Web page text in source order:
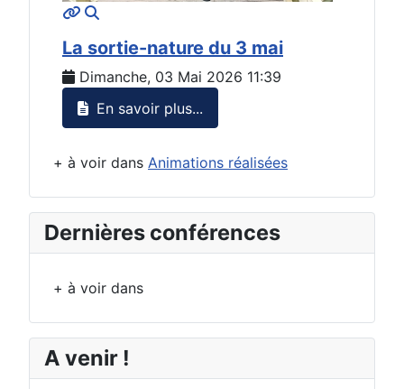
MOD_JTCS_VIEW_ARTICLE_LINK
La sortie-nature du 3 mai
Dimanche, 03 Mai 2026 11:39
En savoir plus...
+ à voir dans Animations réalisées
Dernières conférences
+ à voir dans
A venir !